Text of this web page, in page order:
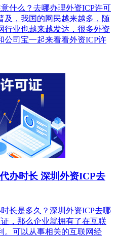
什么？去哪办理外资ICP许可
及，我国的网民越来越多，随
行业也越来越发达，很多外资
公司宝一起来看看外资ICP许
办时长 深圳外资ICP去
长是多久？深圳外资ICP去哪
，那么企业就拥有了在互联
。可以从事相关的互联网经